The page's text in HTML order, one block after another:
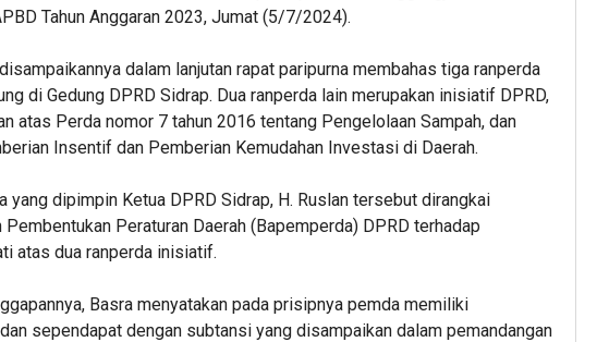
Tahun Anggaran 2023, Jumat (5/7/2024).
dalam lanjutan rapat paripurna membahas tiga ranperda
di Gedung DPRD Sidrap. Dua ranperda lain merupakan inisiatif DPRD,
atas Perda nomor 7 tahun 2016 tentang Pengelolaan Sampah, dan
Insentif dan Pemberian Kemudahan Investasi di Daerah.
yang dipimpin Ketua DPRD Sidrap, H. Ruslan tersebut dirangkai
Pembentukan Peraturan Daerah (Bapemperda) DPRD terhadap
atas dua ranperda inisiatif.
Basra menyatakan pada prisipnya pemda memiliki
sependapat dengan subtansi yang disampaikan dalam pemandangan